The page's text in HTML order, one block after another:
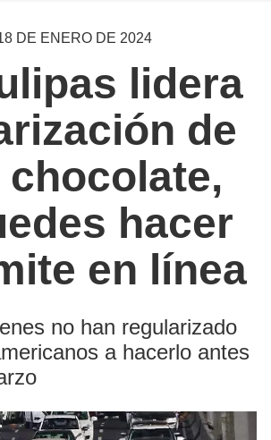
DE ENERO DE 2024
lidera
de
hacer
en línea
no han regularizado
a hacerlo antes